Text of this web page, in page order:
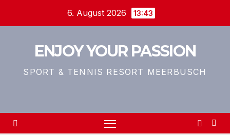
6. August 2026 13:43
ENJOY YOUR PASSION
SPORT & TENNIS RESORT MEERBUSCH